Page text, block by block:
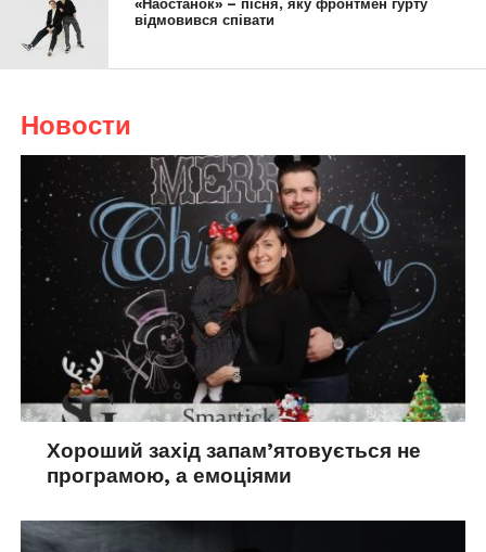
«Наостанок» – пісня, яку фронтмен гурту
відмовився співати
Новости
Хороший захід запам’ятовується не
програмою, а емоціями